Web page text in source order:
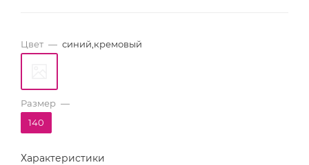
Цвет — синий,кремовый
Размер —
140
Характеристики